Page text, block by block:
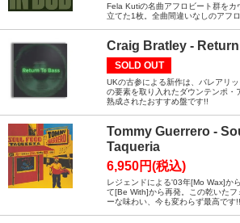
Fela Kutiの名曲アフロビート群をカ
立てた1枚。全曲間違いなしのアフ
Craig Bratley -
SOLD OUT
UKの古参による新作は、バレアリ
の要素を取り入れたダウンテンポ・
熟成されたおすすめ盤です!!
Tommy Guerrero -
Taqueria
6,950円(税込)
レジェンドによる'03年[Mo Wax]か
て[Be With]から再発。この乾いたフ
ーな味わい、今も変わらず最高です!!